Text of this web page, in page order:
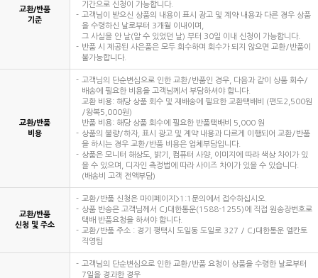
교환/반품
기준
기간으로 신청이 가능합니다.
고객님이 받으신 상품의 내용이 표시 광고 및 계약 내용과 다른 경우 상품
을 수령하신 날로부터 3개월 이내이며,
그 사실을 안 날(알 수 있었던 날) 부터 30일 이내 신청이 가능합니다.
반품 시 제공된 사은품은 모두 회수하며 회수가 되지 않으면 교환/반품이
불가능합니다.
교환/반품
비용
고객님의 단순변심으로 인한 교환/반품인 경우, 다음과 같이 상품 회수/
배송에 필요한 비용을 고객님께서 부담하셔야 합니다.
교환 비용: 해당 상품 회수 및 재배송에 필요한 교환택배비 (편도2,500원
/왕복5,000원)
반품 비용: 해당 상품 회수에 필요한 반품택배비 5,000 원
상품의 불량/하자, 표시 광고 및 계약 내용과 다르게 이행되어 교환/반품
을 하시는 경우 교환/반품 비용은 업체부담입니다.
상품은 모니터 해상도, 밝기, 컴퓨터 사양, 이미지에 따라 색상 차이가 있
을 수 있으며, 디자인 측정법에 따라 사이즈 차이가 있을 수 있습니다.
(배송비 고객 전액부담)
교환/반품
신청 및 주소
교환/반품 신청은 마이페이지>1:1문의에서 접수하십시오.
상품 반송은 고객님께서 CJ대한통운(1588-1255)에 직접 원송장번호로
택배 반품요청을 하셔야 합니다.
교환/반품 주소 : 경기 평택시 도일동 도일로 327 / CJ대한통운 엘칸토
직영팀
고객님의 단순변심으로 인한 교환/반품 요청이 상품을 수령한 날로부터
7일을 경과한 경우